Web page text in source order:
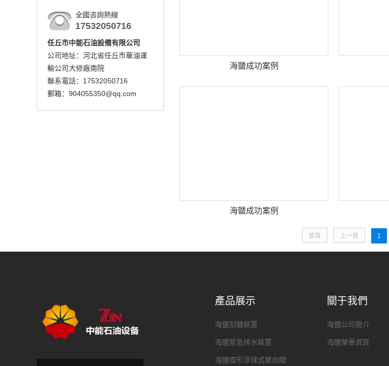
全國咨詢熱線
17532050716
任丘市中能石油設備有限公司
公司地址：河北省任丘市華油運
輸公司大修廠南院
聯系電話：17532050716
郵箱：904055350@qq.com
海鹽成功案例
海鹽成功案例
首頁 上一頁 1
產品展示
海鹽刮蠟裝置
海鹽緊急排水裝置
海鹽蝶形浮球式單向閥
關于我們
海鹽公司簡介
海鹽榮譽資質